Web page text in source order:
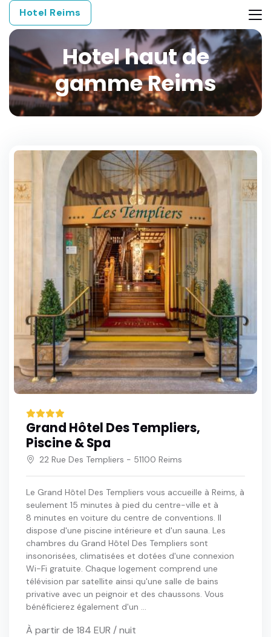
Hotel Reims
Hotel haut de
gamme Reims
Grand Hôtel Des Templiers,
Piscine & Spa
22 Rue Des Templiers - 51100 Reims
Le Grand Hôtel Des Templiers vous accueille à Reims, à
seulement 15 minutes à pied du centre-ville et à
8 minutes en voiture du centre de conventions. Il
dispose d'une piscine intérieure et d'un sauna. Les
chambres du Grand Hôtel Des Templiers sont
insonorisées, climatisées et dotées d'une connexion
Wi-Fi gratuite. Chaque logement comprend une
télévision par satellite ainsi qu'une salle de bains
privative avec un peignoir et des chaussons. Vous
bénéficierez également d'un ...
À partir de 184 EUR / nuit